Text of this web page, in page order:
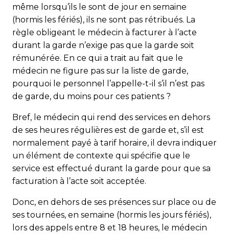
même lorsqu’ils le sont de jour en semaine
(hormis les fériés), ils ne sont pas rétribués. La
règle obligeant le médecin à facturer à l’acte
durant la garde n’exige pas que la garde soit
rémunérée. En ce qui a trait au fait que le
médecin ne figure pas sur la liste de garde,
pourquoi le personnel l’appelle-t-il s’il n’est pas
de garde, du moins pour ces patients ?
Bref, le médecin qui rend des services en dehors
de ses heures régulières est de garde et, s’il est
normalement payé à tarif horaire, il devra indiquer
un élément de contexte qui spécifie que le
service est effectué durant la garde pour que sa
facturation à l’acte soit acceptée.
Donc, en dehors de ses présences sur place ou de
ses tournées, en semaine (hormis les jours fériés),
lors des appels entre 8 et 18 heures, le médecin